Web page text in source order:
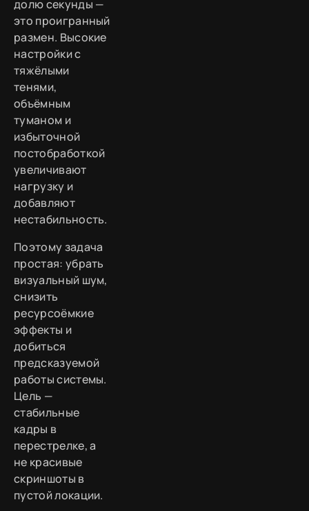
долю секунды —
это проигранный
размен. Высокие
настройки с
тяжёлыми
тенями,
объёмным
туманом и
избыточной
постобработкой
увеличивают
нагрузку и
добавляют
нестабильность.
Поэтому задача
простая: убрать
визуальный шум,
снизить
ресурсоёмкие
эффекты и
добиться
предсказуемой
работы системы.
Цель —
стабильные
кадры в
перестрелке, а
не красивые
скриншоты в
пустой локации.